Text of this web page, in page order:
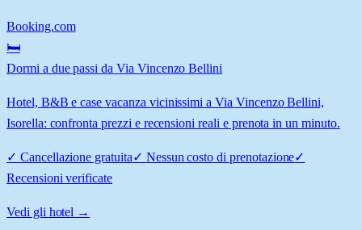
Booking.com
🛏️
Dormi a due passi da Via Vincenzo Bellini
Hotel, B&B e case vacanza vicinissimi a Via Vincenzo Bellini,
Isorella: confronta prezzi e recensioni reali e prenota in un minuto.
✓ Cancellazione gratuita✓ Nessun costo di prenotazione✓
Recensioni verificate
Vedi gli hotel →